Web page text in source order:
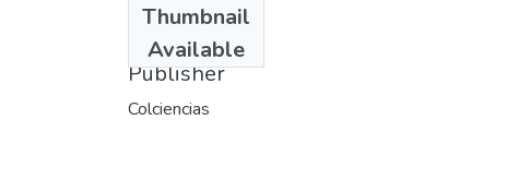
Thumbnail
Available
1976
Publisher
Colciencias